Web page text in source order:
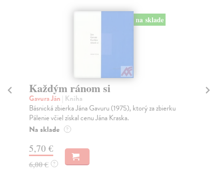
na sklade
Každým ránom si
Gavura Ján | Kniha
Básnická zbierka Jána Gavuru (1975), ktorý za zbierku
Pálenie včiel získal cenu Jána Kraska.
Na sklade ?
5,70 €
6,00 € ?